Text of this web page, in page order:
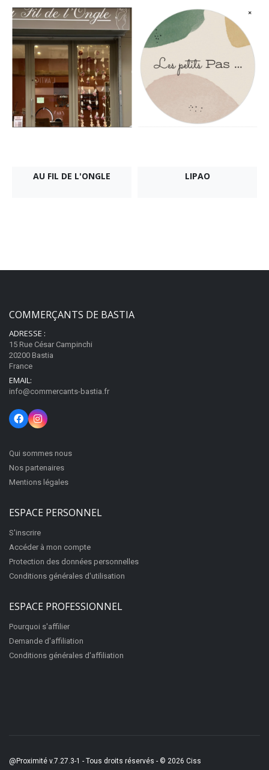
AU FIL DE L'ONGLE LIPAO
COMMERÇANTS DE BASTIA
ADRESSE :
15 Rue César Campinchi
20200 Bastia
France
EMAIL:
info@commercants-bastia.fr
Qui sommes nous
Nos partenaires
Mentions légales
ESPACE PERSONNEL
S'inscrire
Accéder à mon compte
Protection des données personnelles
Conditions générales d'utilisation
ESPACE PROFESSIONNEL
Pourquoi s'affilier
Demande d'affiliation
Conditions générales d'affiliation
@Proximité v.7.27.3-1 - Tous droits réservés - © 2026 Ciss